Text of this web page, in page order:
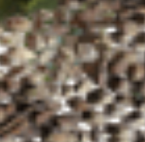
Люди веками